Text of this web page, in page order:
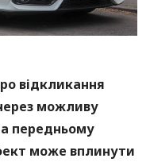
відкликання
можливу
передньому
може вплинути